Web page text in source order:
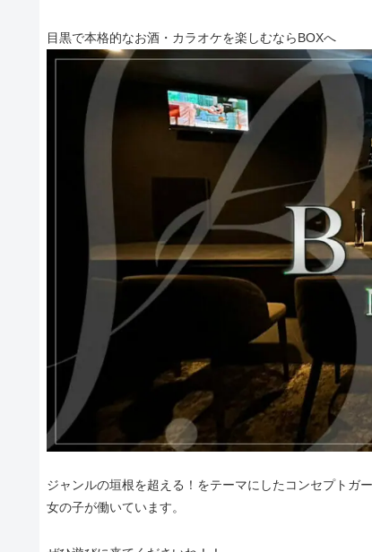
目黒で本格的なお酒・カラオケを楽しむならBOXへ
ジャンルの垣根を超える！をテーマにしたコンセプトガ
女の子が働いています。